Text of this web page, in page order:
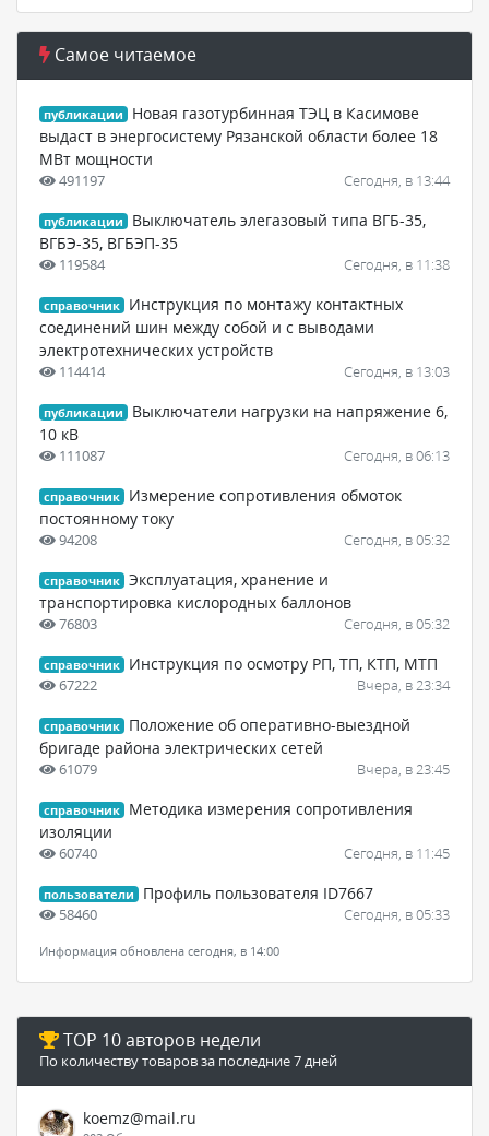
Самое читаемое
публикации
Новая газотурбинная ТЭЦ в Касимове
выдаст в энергосистему Рязанской области более 18
МВт мощности
491197 Сегодня, в 13:44
публикации
Выключатель элегазовый типа ВГБ-35,
ВГБЭ-35, ВГБЭП-35
119584 Сегодня, в 11:38
справочник
Инструкция по монтажу контактных
соединений шин между собой и с выводами
электротехнических устройств
114414 Сегодня, в 13:03
публикации
Выключатели нагрузки на напряжение 6,
10 кВ
111087 Сегодня, в 06:13
справочник
Измерение сопротивления обмоток
постоянному току
94208 Сегодня, в 05:32
справочник Эксплуатация, хранение и
транспортировка кислородных баллонов
76803 Сегодня, в 05:32
справочник Инструкция по осмотру РП, ТП, КТП, МТП
67222 Вчера, в 23:34
справочник
Положение об оперативно-выездной
бригаде района электрических сетей
61079 Вчера, в 23:45
справочник
Методика измерения сопротивления
изоляции
60740 Сегодня, в 11:45
пользователи Профиль пользователя ID7667
58460 Сегодня, в 05:33
Информация обновлена сегодня, в 14:00
TOP 10 авторов недели
По количеству товаров за последние 7 дней
koemz@mail.ru